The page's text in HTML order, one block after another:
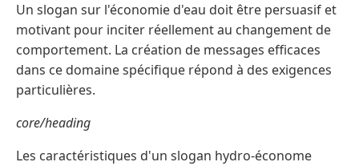
Un slogan sur l'économie d'eau doit être persuasif et
motivant pour inciter réellement au changement de
comportement. La création de messages efficaces
dans ce domaine spécifique répond à des exigences
particulières.
core/heading
Les caractéristiques d'un slogan hydro-économe